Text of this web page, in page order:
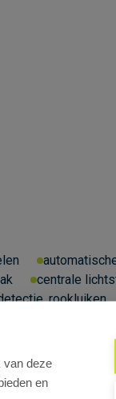
centrale
rookluiken
van deze
en